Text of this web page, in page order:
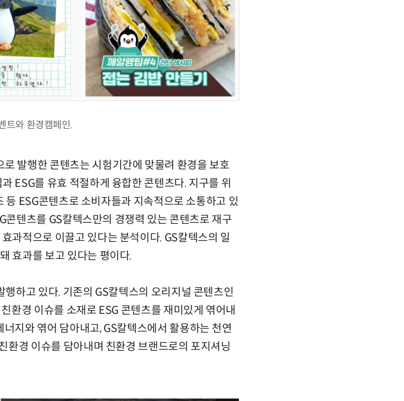
트와 환경캠페인.
발행한 콘텐츠는 시험기간에 맞물려 환경을 보호
ESG를 유효 적절하게 융합한 콘텐츠다. 지구를 위
ESG콘텐츠로 소비자들과 지속적으로 소통하고 있
텐츠를 GS칼텍스만의 경쟁력 있는 콘텐츠로 재구
과적으로 이끌고 있다는 분석이다. GS칼텍스의 일
효과를 보고 있다는 평이다.
하고 있다. 기존의 GS칼텍스의 오리지널 콘텐츠인
환경 이슈를 소재로 ESG 콘텐츠를 재미있게 엮어내
지와 엮어 담아내고, GS칼텍스에서 활용하는 천연
환경 이슈를 담아내며 친환경 브랜드로의 포지셔닝